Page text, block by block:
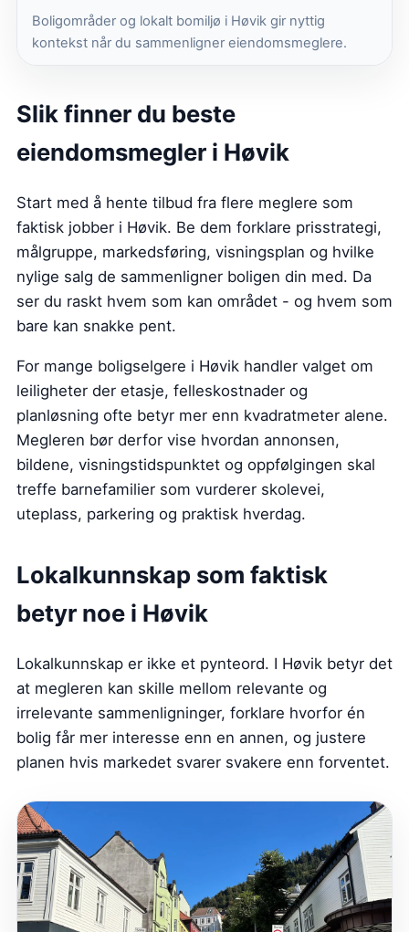
Boligområder og lokalt bomiljø i Høvik gir nyttig
kontekst når du sammenligner eiendomsmeglere.
Slik finner du beste
eiendomsmegler i Høvik
Start med å hente tilbud fra flere meglere som
faktisk jobber i Høvik. Be dem forklare prisstrategi,
målgruppe, markedsføring, visningsplan og hvilke
nylige salg de sammenligner boligen din med. Da
ser du raskt hvem som kan området - og hvem som
bare kan snakke pent.
For mange boligselgere i Høvik handler valget om
leiligheter der etasje, felleskostnader og
planløsning ofte betyr mer enn kvadratmeter alene.
Megleren bør derfor vise hvordan annonsen,
bildene, visningstidspunktet og oppfølgingen skal
treffe barnefamilier som vurderer skolevei,
uteplass, parkering og praktisk hverdag.
Lokalkunnskap som faktisk
betyr noe i Høvik
Lokalkunnskap er ikke et pynteord. I Høvik betyr det
at megleren kan skille mellom relevante og
irrelevante sammenligninger, forklare hvorfor én
bolig får mer interesse enn en annen, og justere
planen hvis markedet svarer svakere enn forventet.